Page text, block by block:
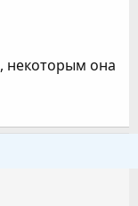
некоторым она